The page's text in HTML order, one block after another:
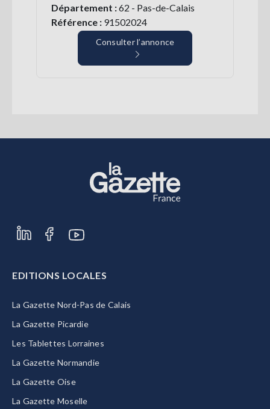
Département :62 - Pas-de-Calais
Référence : 91502024
Consulter l’annonce
EDITIONS LOCALES
La Gazette Nord-Pas de Calais
La Gazette Picardie
Les Tablettes Lorraines
La Gazette Normandie
La Gazette Oise
La Gazette Moselle